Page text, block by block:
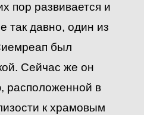
пор развивается и
так давно, один из
был
Сейчас же он
расположенной в
к храмовым